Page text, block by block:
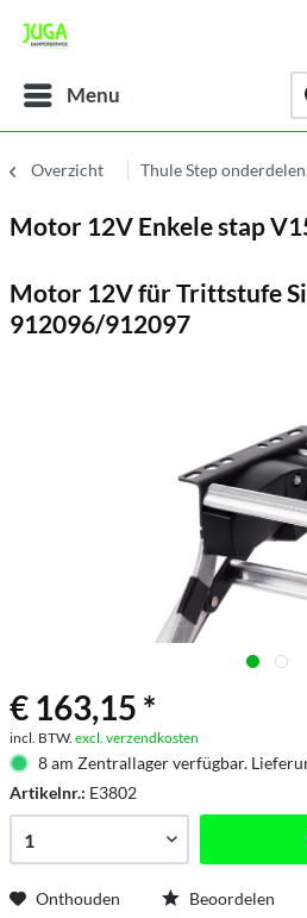
Menu
Overzicht Thule Step
Motor 12V Enkele stap
Motor 12V für Trittstufe
912096/912097
€ 163,15 *
incl. BTW. excl. verzendkosten
8 am Zentrallager verfügbar.
Artikelnr.: E3802
Onthouden Beoordelen